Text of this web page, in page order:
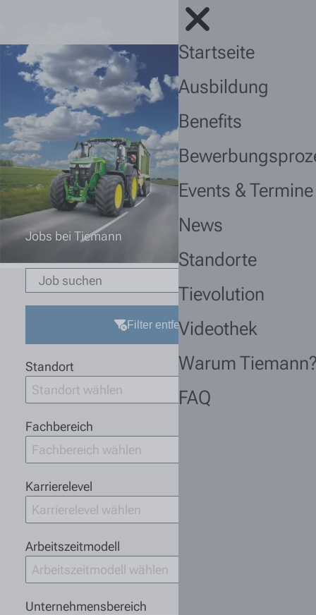
Startseite
Ausbildung
Benefits
Events & Termine
News
Standorte
Tievolution
Videothek
Warum
FAQ
Jobs bei Tiemann
Filter entfernen
Standort
Standort wählen
Fachbereich
Fachbereich wählen
Karrierelevel
Karrierelevel wählen
Arbeitszeitmodell
Arbeitszeitmodell wählen
Unternehmensbereich